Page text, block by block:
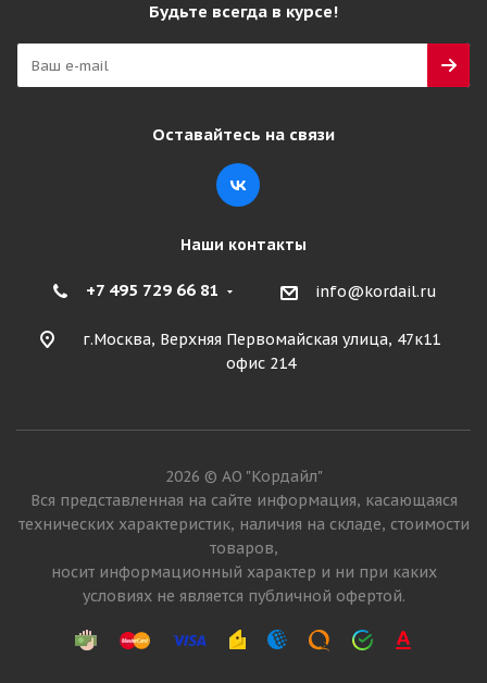
Будьте всегда в курсе!
Оставайтесь на связи
Наши контакты
+7 495 729 66 81 info@kordail.ru
г.Москва, Верхняя Первомайская улица, 47к11
офис 214
2026 © АО "Кордайл"
Вся представленная на сайте информация, касающаяся
технических характеристик, наличия на складе, стоимости
товаров,
носит информационный характер и ни при каких
условиях не является публичной офертой.